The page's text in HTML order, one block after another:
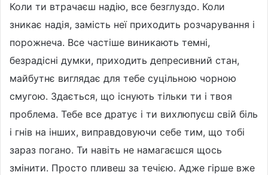
Коли ти втрачаєш надію, все безглуздо. Коли
зникає надія, замість неї приходить розчарування і
порожнеча. Все частіше виникають темні,
безрадісні думки, приходить депресивний стан,
майбутнє виглядає для тебе суцільною чорною
смугою. Здається, що існують тільки ти і твоя
проблема. Тебе все дратує і ти вихлюпуєш свій біль
і гнів на інших, виправдовуючи себе тим, що тобі
зараз погано. Ти навіть не намагаєшся щось
змінити. Просто пливеш за течією. Адже гірше вже